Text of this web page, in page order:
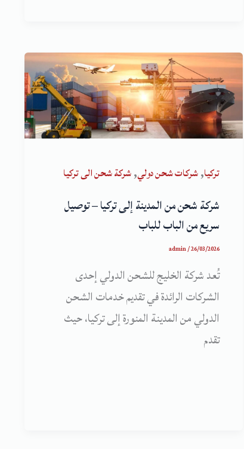
تركيا,شركات شحن دولي,شركة شحن الى تركيا
شركة شحن من المدينة إلى تركيا – توصيل
سريع من الباب للباب
admin/26/03/2026
تُعد شركة الخليج للشحن الدولي إحدى
الشركات الرائدة في تقديم خدمات الشحن
الدولي من المدينة المنورة إلى تركيا، حيث
تقدم